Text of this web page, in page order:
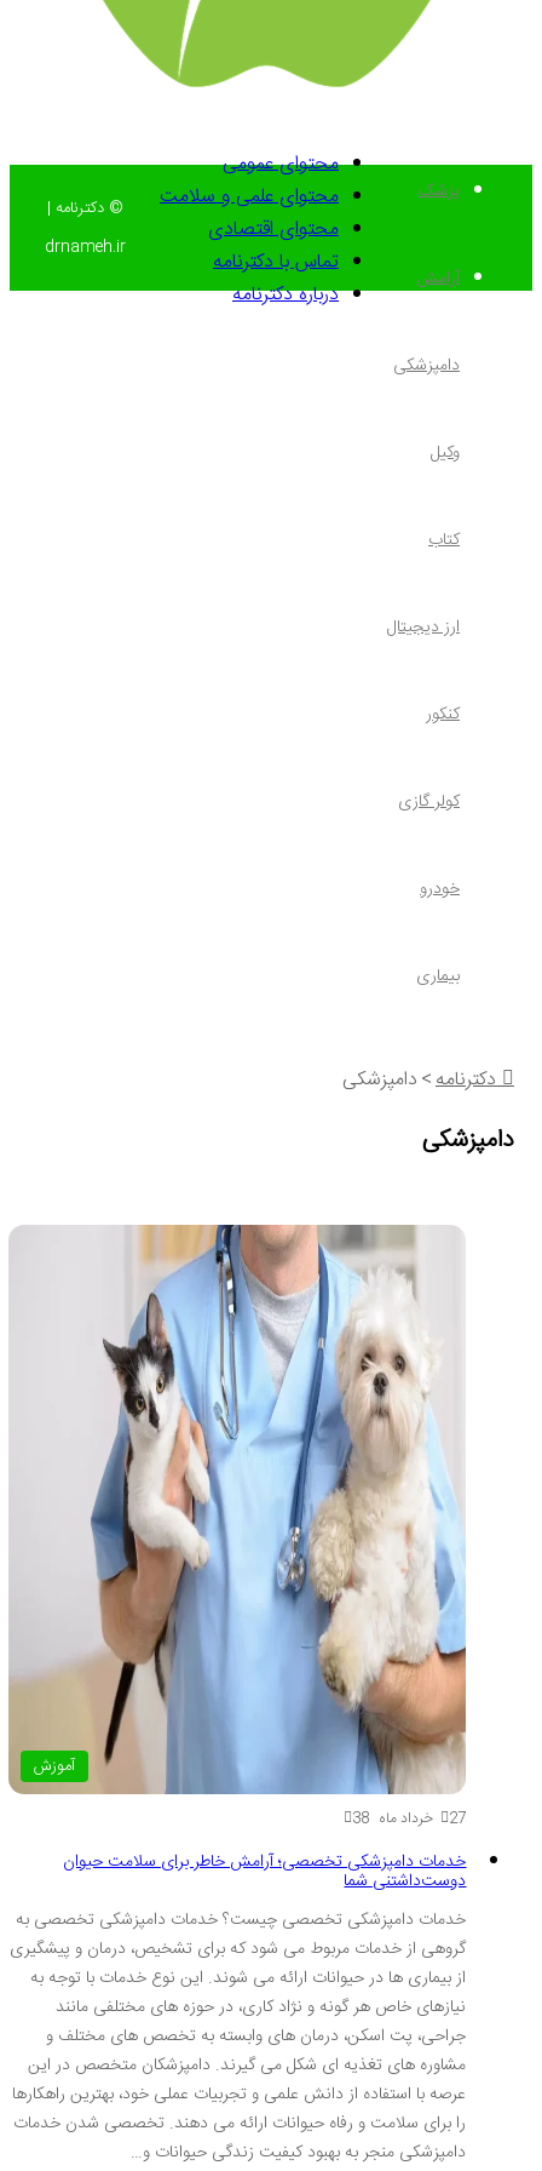
پزشک
آرامش
دامپزشکی
وکیل
کتاب
ارز دیجیتال
کنکور
کولر گازی
خودرو
بیماری
محتوای عمومی
محتوای علمی و سلامت
محتوای اقتصادی
تماس با دکترنامه
درباره دکترنامه
دکترنامه>دامپزشکی
دامپزشکی
آموزش
27 خرداد ماه 38
خدمات دامپزشکی تخصصی؛ آرامش خاطر برای سلامت حیوان
دوست‌داشتنی شما
خدمات دامپزشکی تخصصی چیست؟ خدمات دامپزشکی تخصصی به
گروهی از خدمات مربوط می شود که برای تشخیص، درمان و پیشگیری
از بیماری ها در حیوانات ارائه می شوند. این نوع خدمات با توجه به
نیازهای خاص هر گونه و نژاد کاری، در حوزه های مختلفی مانند
جراحی، پت اسکن، درمان های وابسته به تخصص های مختلف و
مشاوره های تغذیه ای شکل می گیرند. دامپزشکان متخصص در این
عرصه با استفاده از دانش علمی و تجربیات عملی خود، بهترین راهکارها
را برای سلامت و رفاه حیوانات ارائه می دهند. تخصصی شدن خدمات
دامپزشکی منجر به بهبود کیفیت زندگی حیوانات و…
© دکترنامه |
drnameh.ir